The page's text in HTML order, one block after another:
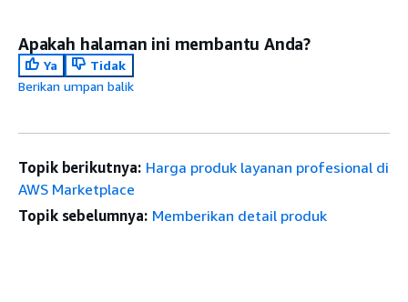
Apakah halaman ini membantu Anda?
Ya
Tidak
Berikan umpan balik
Topik berikutnya: Harga produk layanan profesional di
AWS Marketplace
Topik sebelumnya: Memberikan detail produk